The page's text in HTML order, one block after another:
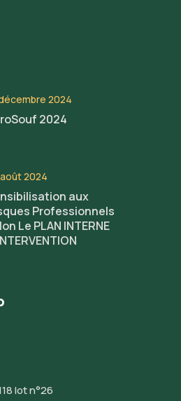
2024
2024
2024
aux
Professionnels
Le PLAN INTERNE
lot n°26